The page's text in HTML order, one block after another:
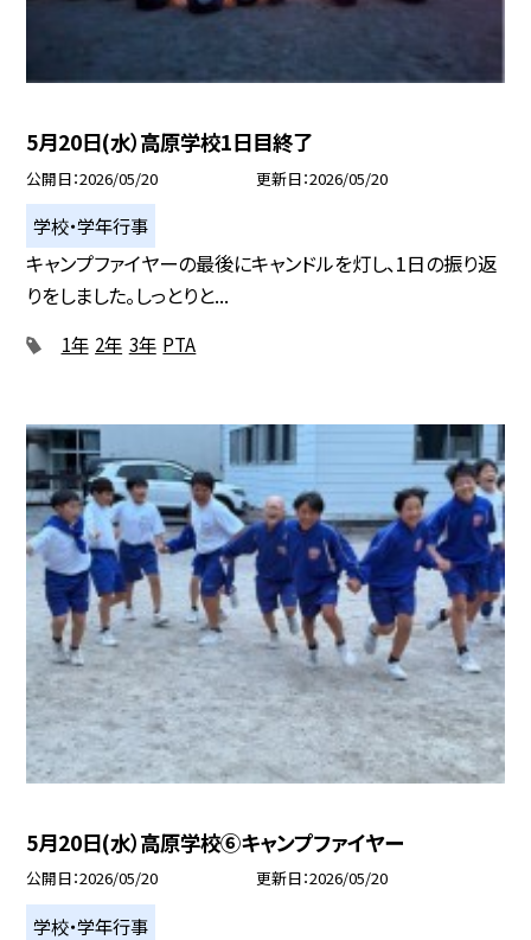
5月20日(水）高原学校1日目終了
公開日 2026/05/20 更新日 2026/05/20
学校・学年行事
キャンプファイヤーの最後にキャンドルを灯し、1日の振り返
りをしました。しっとりと...
1年 2年 3年 PTA
5月20日(水）高原学校⑥キャンプファイヤー
公開日 2026/05/20 更新日 2026/05/20
学校・学年行事